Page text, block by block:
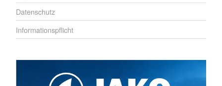
Datenschutz
Informationspflicht